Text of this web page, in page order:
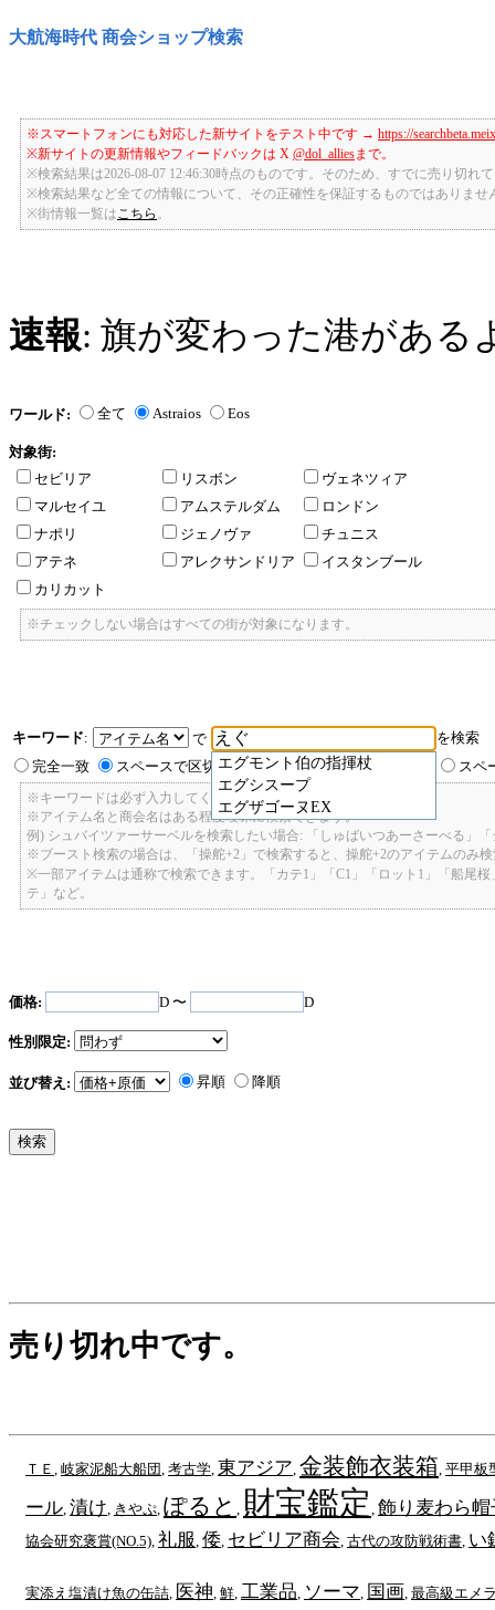
大航海時代 商会ショップ検索
※スマートフォンにも対応した新サイトをテスト中です → https://
※新サイトの更新情報やフィードバックは X @dol_alliesまで。
※検索結果は2026-08-07 12:46:30時点のものです。そのため、すでに売り切れ
※検索結果など全ての情報について、その正確性を保証するものではありませ
※街情報一覧は こちら
速報: 旗が変わった港がある
ワールド: 全て Astraios Eos
対象街:
セビリア
リスボン
ヴェネツィア
マルセイユ
アムステルダム
ロンドン
ナポリ
ジェノヴァ
チュニス
アテネ
アレクサンドリア
イスタンブール
カリカット
※チェックしない場合はすべての街が対象になります。
キーワード:
で
エグモント伯の指揮杖
エグシスープ
エグザゴーヌEX
を検索
完全一致
スペースで区切ったキーワードのいずれかを含む スペ
※キーワードは必ず入力してください。
※アイテム名と商会名はある程度曖昧に検索できます。
例) シュバイツァーサーベルを検索したい場合: 「しゅばいつあーさーべる」
※ブースト検索の場合は、「操舵+2」で検索すると、操舵+2のアイテムのみ
※一部アイテムは通称で検索できます。「カテ1」「C1」「ロット1」「船尾
テ」など。
価格: D 〜 D
性別限定:
並び替え: 昇順 降順
売り切れ中です。
ＴＥ 岐家泥船大船団 考古学 東アジア 金装飾衣装箱 平甲板
ール 漬け きやぷ ぽると 財宝鑑定 飾り麦わら帽
協会研究褒賞(NO.5) 礼服 倭 セビリア商会 古代の攻防戦術書 い
実添え塩漬け魚の缶詰 医神 鮮 工業品 ソーマ 国画 最高級エメ